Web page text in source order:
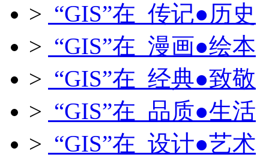
> “GIS”在 传记●历史
> “GIS”在 漫画●绘本
> “GIS”在 经典●致敬
> “GIS”在 品质●生活
> “GIS”在 设计●艺术